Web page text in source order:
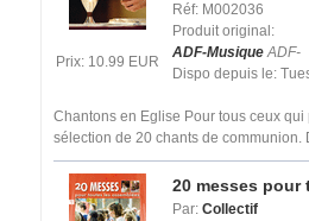
Prix: 10.99 EUR
Réf: M002036
Produit original:
ADF-MusiqueADF-
Dispo depuis le:
Chantons en Eglise Pour tous ceux
sélection de 20 chants de communion.
20 messes pour
Par: Collectif